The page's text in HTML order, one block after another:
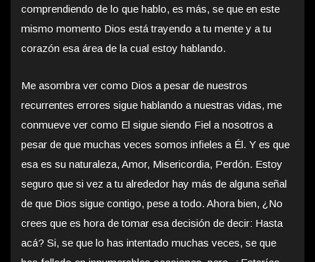
comprendiendo de lo que hablo, es más, se que en este
mismo momento Dios está trayendo a tu mente y a tu
corazón esa área de la cual estoy hablando.
Me asombra ver como Dios a pesar de nuestros
recurrentes errores sigue hablando a nuestras vidas, me
conmueve ver como El sigue siendo Fiel a nosotros a
pesar de que muchas veces somos infieles a Él. Y es que
esa es su naturaleza, Amor, Misericordia, Perdón. Estoy
seguro que si vez a tu alrededor hay más de alguna señal
de que Dios sigue contigo, pese a todo. Ahora bien, ¿No
crees que es hora de tomar esa decisión de decir: Hasta
acá? Si, se que lo has intentado muchas veces, se que